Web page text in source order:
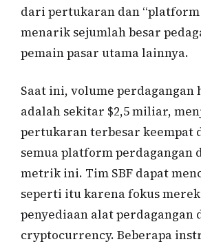
dari pertukaran dan
menarik sejumlah besar
pemain pasar utama lainnya.
Saat ini, volume perdagangan
adalah sekitar $2,5 miliar,
pertukaran terbesar keempat
semua platform perdagangan
metrik ini. Tim SBF dapat
seperti itu karena fokus
penyediaan alat
cryptocurrency. Beberapa